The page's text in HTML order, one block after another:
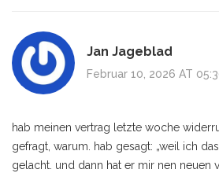
Jan Jageblad
Februar 10, 2026 AT
hab meinen vertrag letzte woche
gefragt, warum. hab gesagt: „weil ich
gelacht. und dann hat er mir nen neuen